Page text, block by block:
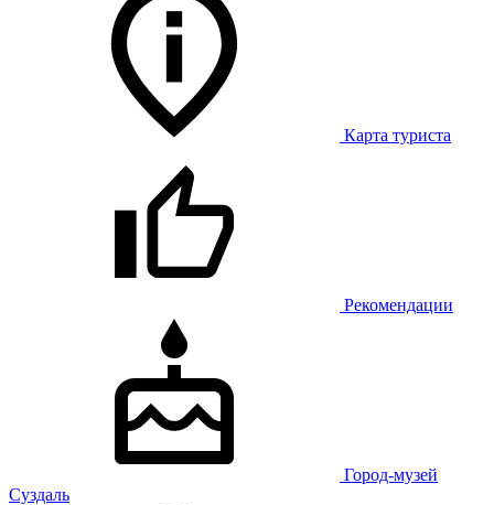
Карта туриста
Рекомендации
Город-музей
Суздаль